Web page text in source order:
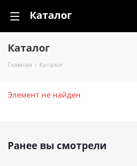
Каталог
Каталог
Главная - Каталог
Элемент не найден
Ранее вы смотрели